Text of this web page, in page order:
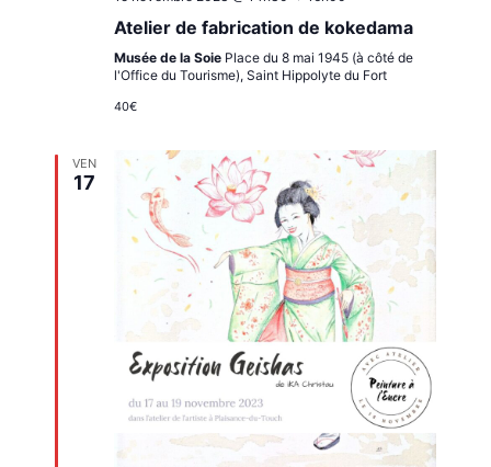
Atelier de fabrication de kokedama
Musée de la Soie Place du 8 mai 1945 (à côté de
l'Office du Tourisme), Saint Hippolyte du Fort
40€
VEN
17